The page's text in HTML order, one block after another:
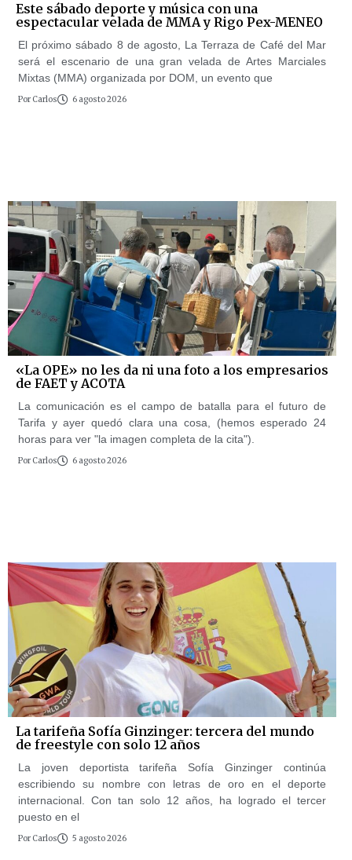
Este sábado deporte y música con una
espectacular velada de MMA y Rigo Pex-MENEO
El próximo sábado 8 de agosto, La Terraza de Café del Mar
será el escenario de una gran velada de Artes Marciales
Mixtas (MMA) organizada por DOM, un evento que
Por Carlos 6 agosto 2026
«La OPE» no les da ni una foto a los empresarios
de FAET y ACOTA
La comunicación es el campo de batalla para el futuro de
Tarifa y ayer quedó clara una cosa, (hemos esperado 24
horas para ver "la imagen completa de la cita").
Por Carlos 6 agosto 2026
La tarifeña Sofía Ginzinger: tercera del mundo
de freestyle con solo 12 años
La joven deportista tarifeña Sofía Ginzinger continúa
escribiendo su nombre con letras de oro en el deporte
internacional. Con tan solo 12 años, ha logrado el tercer
puesto en el
Por Carlos 5 agosto 2026